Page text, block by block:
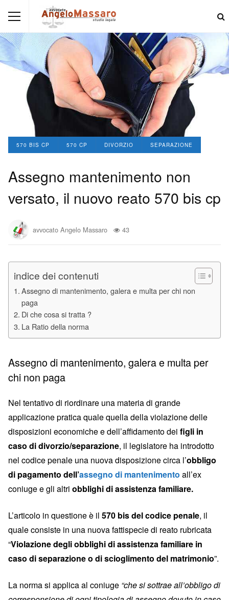
570 BIS CP 570 CP DIVORZIO SEPARAZIONE
Assegno mantenimento non
versato, il nuovo reato 570 bis cp
avvocato Angelo Massaro 43
indice dei contenuti
Assegno di mantenimento, galera e multa per chi non
paga
Di che cosa si tratta ?
La Ratio della norma
Assegno di mantenimento, galera e multa per
chi non paga
Nel tentativo di riordinare una materia di grande
applicazione pratica quale quella della violazione delle
disposizioni economiche e dell’affidamento dei figli in
caso di divorzio/separazione, il legislatore ha introdotto
nel codice penale una nuova disposizione circa l’obbligo
di pagamento dell’assegno di mantenimento all’ex
coniuge e gli altri obblighi di assistenza familiare.
L’articolo in questione è il 570 bis del codice penale, il
quale consiste in una nuova fattispecie di reato rubricata
“Violazione degli obblighi di assistenza familiare in
caso di separazione o di scioglimento del matrimonio”.
La norma si applica al coniuge “che si sottrae all’obbligo di